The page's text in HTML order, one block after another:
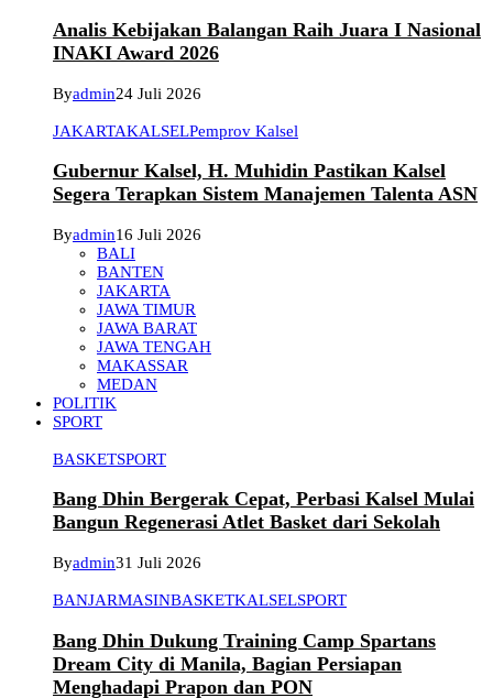
Analis Kebijakan Balangan Raih Juara I Nasional
INAKI Award 2026
Byadmin24 Juli 2026
JAKARTAKALSELPemprov Kalsel
Gubernur Kalsel, H. Muhidin Pastikan Kalsel
Segera Terapkan Sistem Manajemen Talenta ASN
Byadmin16 Juli 2026
BALI
BANTEN
JAKARTA
JAWA TIMUR
JAWA BARAT
JAWA TENGAH
MAKASSAR
MEDAN
POLITIK
SPORT
BASKETSPORT
Bang Dhin Bergerak Cepat, Perbasi Kalsel Mulai
Bangun Regenerasi Atlet Basket dari Sekolah
Byadmin31 Juli 2026
BANJARMASINBASKETKALSELSPORT
Bang Dhin Dukung Training Camp Spartans
Dream City di Manila, Bagian Persiapan
Menghadapi Prapon dan PON